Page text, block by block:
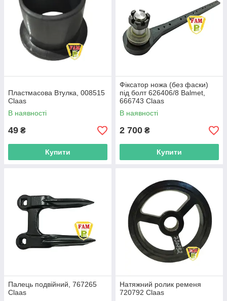
Пластмасова Втулка, 008515
Claas
В наявності
49 ₴
Купити
Фіксатор ножа (без фаски)
під болт 626406/8 Balmet,
666743 Claas
В наявності
2 700 ₴
Купити
Палець подвійний, 767265
Claas
Натяжний ролик ременя
720792 Claas